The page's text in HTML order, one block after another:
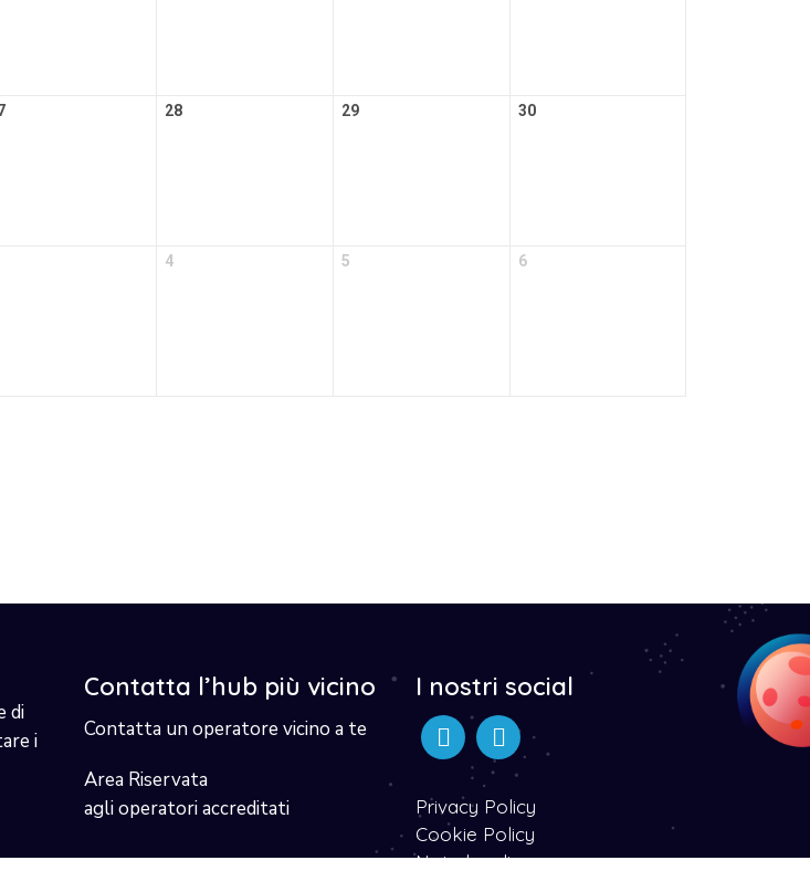
28 29 30
4 5 6
di
i
Contatta l’hub più vicino
Contatta un operatore vicino a te
Area Riservata
agli operatori accreditati
I nostri social
Privacy Policy
Cookie Policy
Note legali